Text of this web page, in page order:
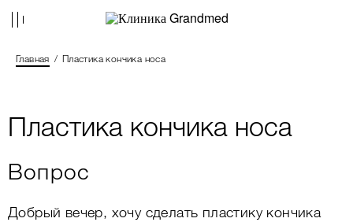
Главная Пластика кончика носа
Пластика кончика носа
Вопрос
Добрый вечер, хочу сделать пластику кончика